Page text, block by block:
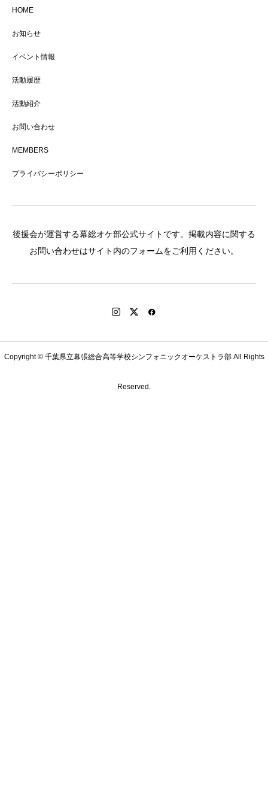
HOME
お知らせ
イベント情報
活動履歴
活動紹介
お問い合わせ
MEMBERS
プライバシーポリシー
後援会が運営する幕総オケ部公式サイトです。掲載内容に関する
お問い合わせはサイト内のフォームをご利用ください。
Copyright © 千葉県立幕張総合高等学校シンフォニックオーケストラ部 All Rights
Reserved.